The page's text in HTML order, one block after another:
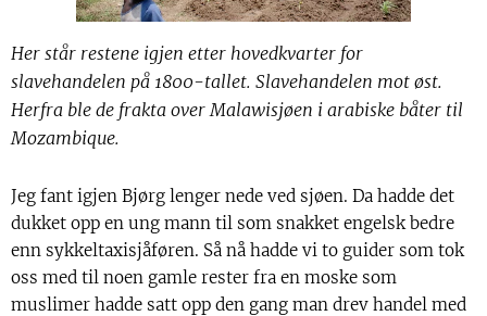
Her står restene igjen etter hovedkvarter for
slavehandelen på 1800-tallet. Slavehandelen mot øst.
Herfra ble de frakta over Malawisjøen i arabiske båter til
Mozambique.
Jeg fant igjen Bjørg lenger nede ved sjøen. Da hadde det
dukket opp en ung mann til som snakket engelsk bedre
enn sykkeltaxisjåføren. Så nå hadde vi to guider som tok
oss med til noen gamle rester fra en moske som
muslimer hadde satt opp den gang man drev handel med